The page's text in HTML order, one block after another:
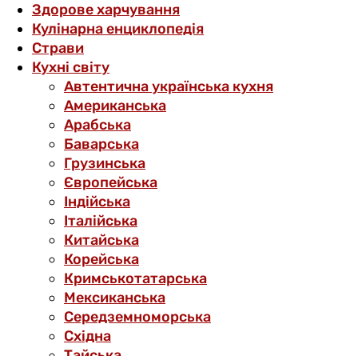
Здорове харчування
Кулінарна енциклопедія
Страви
Кухні світу
Автентична українська кухня
Американська
Арабська
Баварська
Грузинська
Європейська
Індійська
Італійська
Китайська
Корейська
Кримськотатарська
Мексиканська
Середземноморська
Східна